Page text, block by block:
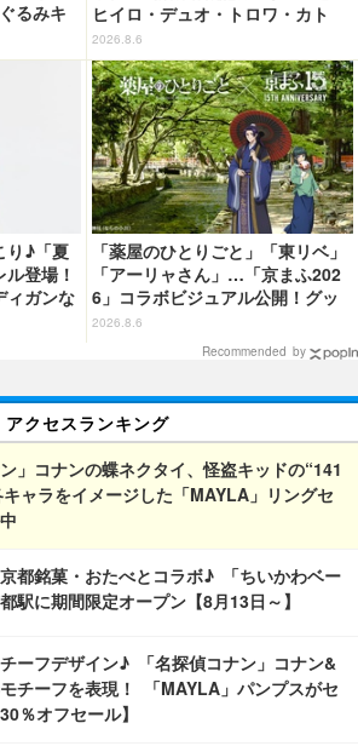
るみキ
ヒイロ・デュオ・トロワ・カト
ル・五飛の声がする…！ 新規録
り下ろしボイス搭載のワイヤレス
イヤホンが登場
2026.8.6
り♪「夏
登場！
ィガンな
「薬屋のひとりごと」「東リベ」
「アーリャさん」…「京まふ202
6」コラボビジュアル公開！グッ
ズなどの最新情報も
2026.8.6
Recommended by
アクセスランキング
ン」コナンの蝶ネクタイ、怪盗キッドの“141
ャラをイメージした「MAYLA」リングセ
京都銘菓・おたべとコラボ♪ 「ちいかわベー
駅に期間限定オープン【8月13日～】
ーフデザイン♪ 「名探偵コナン」コナン&
チーフを表現！ 「MAYLA」パンプスがセ
％オフセール】